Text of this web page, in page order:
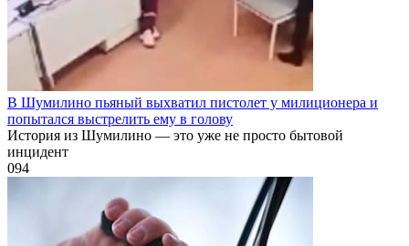
В Шумилино пьяный выхватил пистолет у милиционера и
попытался выстрелить ему в голову
История из Шумилино — это уже не просто бытовой
инцидент
094